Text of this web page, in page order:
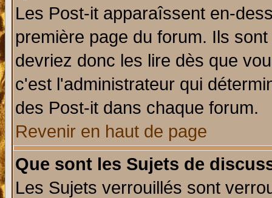
Les Post-it apparaîssent en-
première page du forum. Ils
devriez donc les lire dès que
c'est l'administrateur qui
des Post-it dans chaque forum.
Revenir en haut de page
Que sont les Sujets de
Les Sujets verrouillés sont